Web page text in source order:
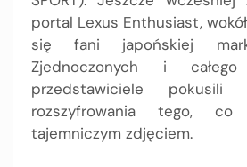
portal Lexus Enthusiast,
się fani japońskiej
Zjednoczonych i
przedstawiciele
rozszyfrowania tego,
tajemniczym zdjęciem.